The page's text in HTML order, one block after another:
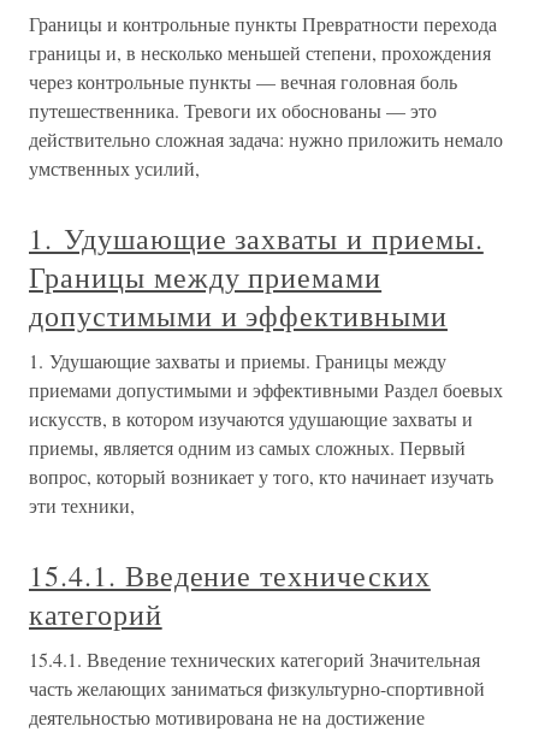
Границы и контрольные пункты Превратности перехода
границы и, в несколько меньшей степени, прохождения
через контрольные пункты — вечная головная боль
путешественника. Тревоги их обоснованы — это
действительно сложная задача: нужно приложить немало
умственных усилий,
1. Удушающие захваты и приемы.
Границы между приемами
допустимыми и эффективными
1. Удушающие захваты и приемы. Границы между
приемами допустимыми и эффективными Раздел боевых
искусств, в котором изучаются удушающие захваты и
приемы, является одним из самых сложных. Первый
вопрос, который возникает у того, кто начинает изучать
эти техники,
15.4.1. Введение технических
категорий
15.4.1. Введение технических категорий Значительная
часть желающих заниматься физкультурно-спортивной
деятельностью мотивирована не на достижение